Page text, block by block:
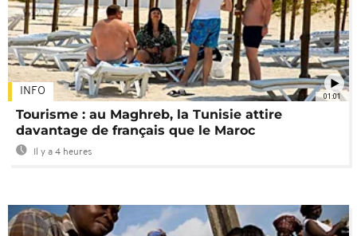
01:01
INFO
Tourisme : au Maghreb, la Tunisie attire
davantage de français que le Maroc
Il y a 4 heures